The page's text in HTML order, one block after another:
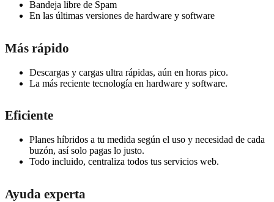
Bandeja libre de Spam
En las últimas versiones de hardware y software
Más rápido
Descargas y cargas ultra rápidas, aún en horas pico.
La más reciente tecnología en hardware y software.
Eficiente
Planes híbridos a tu medida según el uso y necesidad de cada
buzón, así solo pagas lo justo.
Todo incluido, centraliza todos tus servicios web.
Ayuda experta